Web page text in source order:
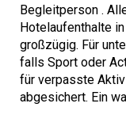
Begleitperson .
Hotelaufenthalte
großzügig. Für
falls Sport oder
für verpasste
abgesichert. Ein